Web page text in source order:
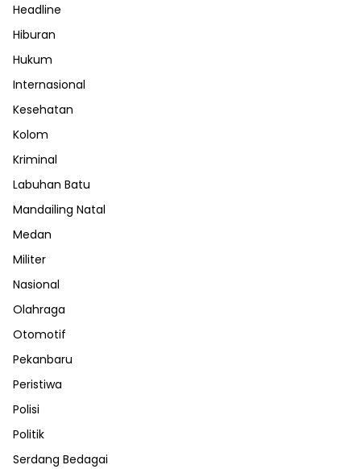
Headline
Hiburan
Hukum
Internasional
Kesehatan
Kolom
Kriminal
Labuhan Batu
Mandailing Natal
Medan
Militer
Nasional
Olahraga
Otomotif
Pekanbaru
Peristiwa
Polisi
Politik
Serdang Bedagai